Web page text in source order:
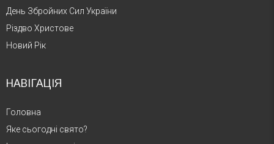
День Збройних Сил України
Різдво Христове
Новий Рік
НАВІГАЦІЯ
Головна
Яке сьогодні свято?